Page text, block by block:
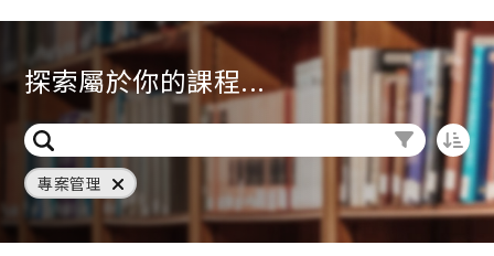
探索屬於你的課程...
專案管理